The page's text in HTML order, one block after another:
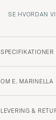
SE HVORDAN
SPECIFIKATIONER
OM E. MARINELLA
LEVERING &